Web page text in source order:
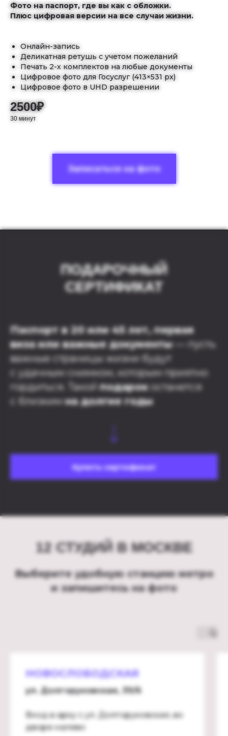
Фото на паспорт, где вы как с обложки.
Плюс цифровая версии на все случаи жизни.
Онлайн-запись
Деликатная ретушь с учетом пожеланий
Печать 2-х комплектов на любые документы
Цифровое фото для Госуслуг (413×531 px)
Цифровое фото в UHD разрешении
2500₽
30 минут
Записаться на фото
ПОДАРОЧНЫЙ
СЕРТИФИКАТ
Паспорт в 20 или 45 лет, первая
виза или важные документы— пусть
важные страницы жизни будут
с удачным снимком, которым приятно
гордиться. Такойподарокостанется
с близкимна долгие годы
Купить сертификат
12 СТУДИЙ В МОСКВЕ
Выберите удобную станцию метро
и запишитесь на фото
НОВОСЛОБОДСКАЯ
ул. Долгоруковская, 39/6
Вход в арку с ул. Долгоруковская, во
дворе налево